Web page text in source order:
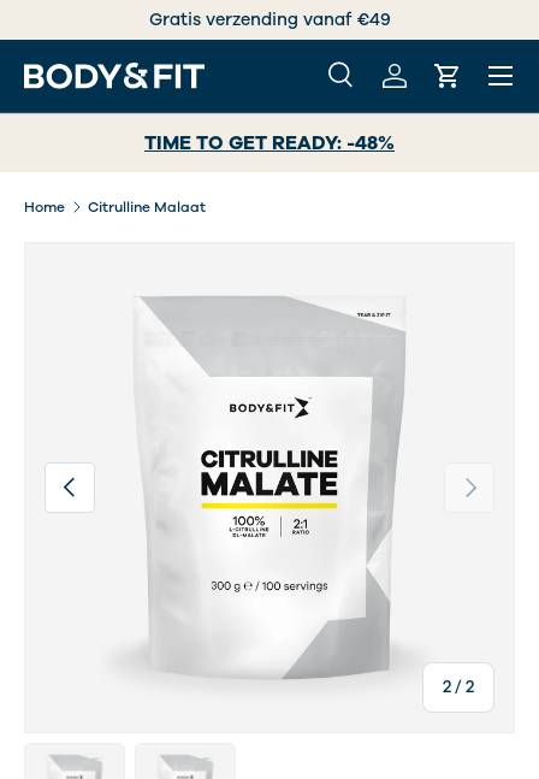
GA NAAR INHOUD
Zoeken
ZoekenInloggen
Menu
TIME TO GET READY: -48%
Home Citrulline Malaat
Vorige
2/van
2
Volgende
Laad afbeelding 1 in gallerij-weergave
Laad afbeelding 2 in gallerij-weergave